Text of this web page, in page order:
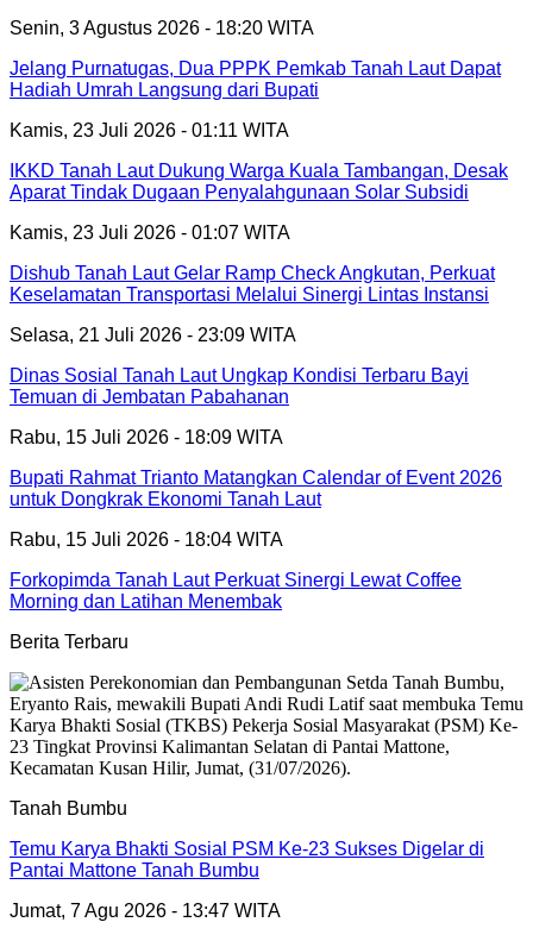
Senin, 3 Agustus 2026 - 18:20 WITA
Jelang Purnatugas, Dua PPPK Pemkab Tanah Laut Dapat
Hadiah Umrah Langsung dari Bupati
Kamis, 23 Juli 2026 - 01:11 WITA
IKKD Tanah Laut Dukung Warga Kuala Tambangan, Desak
Aparat Tindak Dugaan Penyalahgunaan Solar Subsidi
Kamis, 23 Juli 2026 - 01:07 WITA
Dishub Tanah Laut Gelar Ramp Check Angkutan, Perkuat
Keselamatan Transportasi Melalui Sinergi Lintas Instansi
Selasa, 21 Juli 2026 - 23:09 WITA
Dinas Sosial Tanah Laut Ungkap Kondisi Terbaru Bayi
Temuan di Jembatan Pabahanan
Rabu, 15 Juli 2026 - 18:09 WITA
Bupati Rahmat Trianto Matangkan Calendar of Event 2026
untuk Dongkrak Ekonomi Tanah Laut
Rabu, 15 Juli 2026 - 18:04 WITA
Forkopimda Tanah Laut Perkuat Sinergi Lewat Coffee
Morning dan Latihan Menembak
Berita Terbaru
Tanah Bumbu
Temu Karya Bhakti Sosial PSM Ke-23 Sukses Digelar di
Pantai Mattone Tanah Bumbu
Jumat, 7 Agu 2026 - 13:47 WITA